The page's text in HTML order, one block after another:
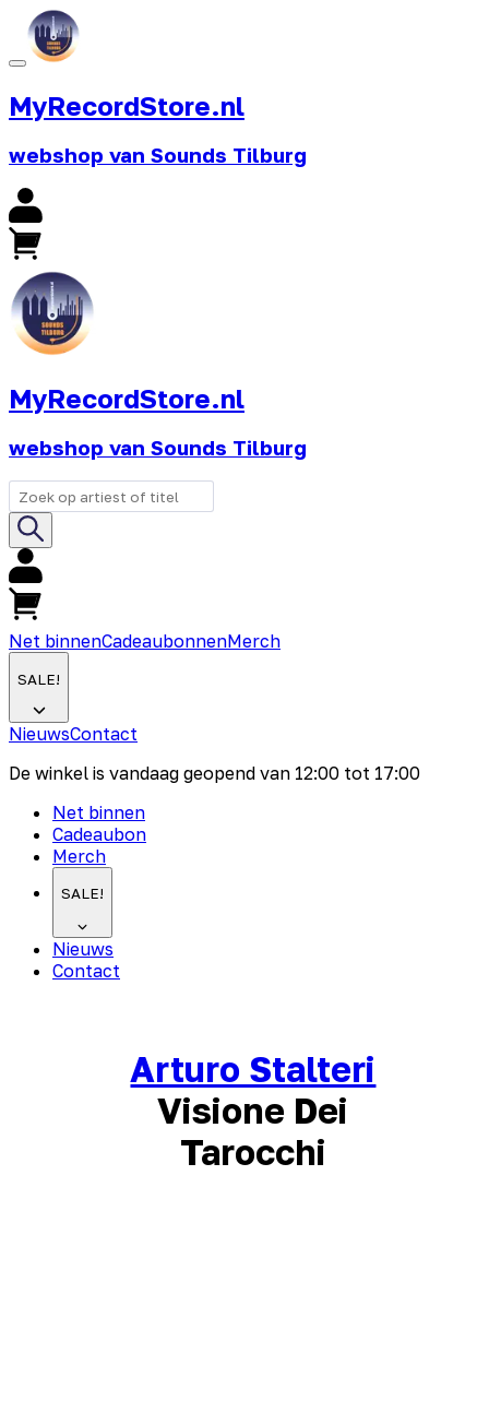
MyRecordStore.nl
webshop van Sounds Tilburg
MyRecordStore.nl
webshop van Sounds Tilburg
Net binnenCadeaubonnenMerch
SALE!
NieuwsContact
De winkel is vandaag geopend van 12:00 tot 17:00
Net binnen
Cadeaubon
Merch
SALE!
Nieuws
Contact
Arturo Stalteri
Visione Dei
Tarocchi